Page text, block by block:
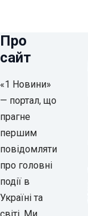
Про
сайт
«1 Новини»
— портал, що
прагне
першим
повідомляти
про головні
події в
Україні та